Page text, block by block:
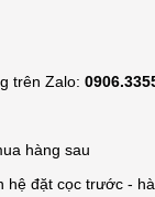
trên Zalo:
hàng sau
đặt cọc trước -